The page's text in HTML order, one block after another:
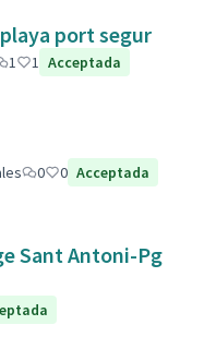
port segur
1 1 Acceptada
0 0 Acceptada
Sant Antoni-Pg